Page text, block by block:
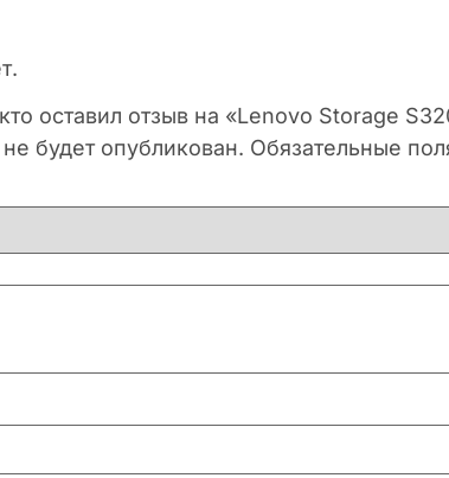
оставил отзыв на «Lenovo Storage
будет опубликован. Обязательные